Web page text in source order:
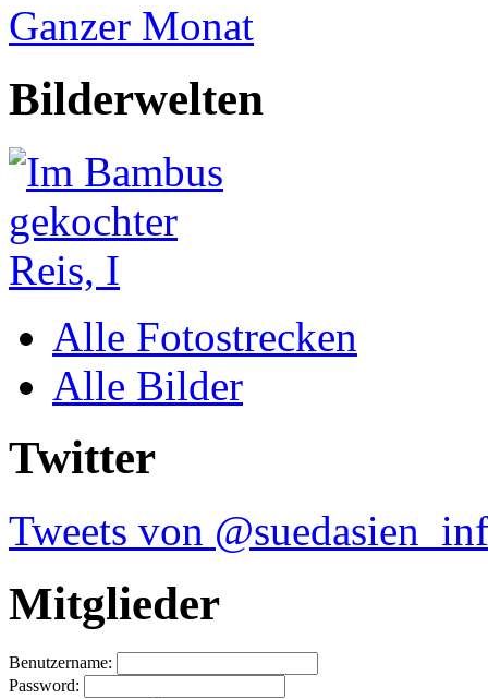
Ganzer Monat
Bilderwelten
Alle Fotostrecken
Alle Bilder
Twitter
Tweets von
Mitglieder
Benutzername:
Password: